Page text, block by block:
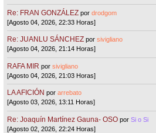
Re: FRAN GONZÁLEZ pordrodgom
[Agosto 04, 2026, 22:33 Horas]
Re: JUANLU SÁNCHEZ porsivigliano
[Agosto 04, 2026, 21:14 Horas]
RAFA MIR porsivigliano
[Agosto 04, 2026, 21:03 Horas]
LA AFICIÓN porarrebato
[Agosto 03, 2026, 13:11 Horas]
Re: Joaquín Martínez Gauna- OSO porSi o Si
[Agosto 02, 2026, 22:24 Horas]